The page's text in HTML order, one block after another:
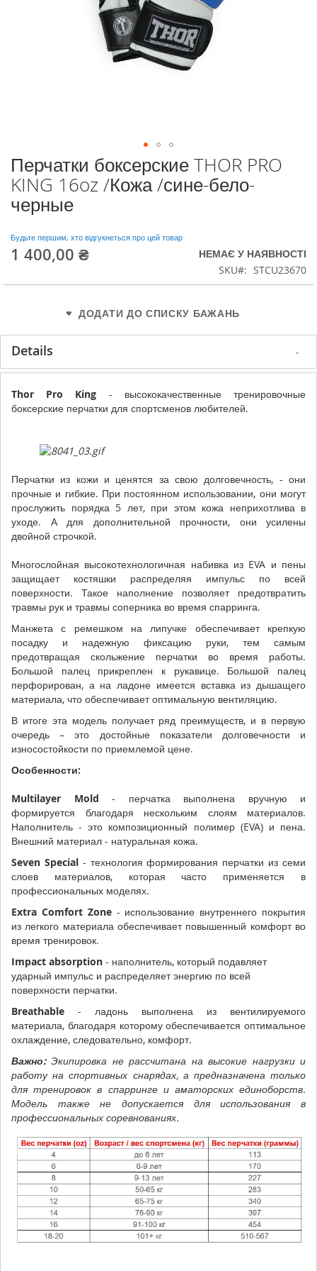
Перейти
до
початку
галереї
зображень
Перчатки боксерские THOR PRO
KING 16oz /Кожа /сине-бело-
черные
Будьте першим, хто відгукнеться про цей товар
1 400,00 ₴
НЕМАЄ У НАЯВНОСТІ
SKU
STCU23670
ДОДАТИ ДО СПИСКУ БАЖАНЬ
Details
Thor Pro King - высококачественные тренировочные
боксерские перчатки для спортсменов любителей.
Перчатки из кожи и ценятся за свою долговечность, - они
прочные и гибкие. При постоянном использовании, они могут
прослужить порядка 5 лет, при этом кожа неприхотлива в
уходе. А для дополнительной прочности, они усилены
двойной строчкой.
Многослойная высокотехнологичная набивка из EVA и пены
защищает костяшки распределяя импульс по всей
поверхности. Такое наполнение позволяет предотвратить
травмы рук и травмы соперника во время спарринга.
Манжета с ремешком на липучке обеспечивает крепкую
посадку и надежную фиксацию руки, тем самым
предотвращая скольжение перчатки во время работы.
Большой палец прикреплен к рукавице. Большой палец
перфорирован, а на ладоне имеется вставка из дышащего
материала, что обеспечивает оптимальную вентиляцию.
В итоге эта модель получает ряд преимуществ, и в первую
очередь – это достойные показатели долговечности и
износостойкости по приемлемой цене.
Особенности:
Multilayer Mold - перчатка выполнена вручную и
формируется благодаря нескольким слоям материалов.
Наполнитель - это композиционный полимер (EVA) и пена.
Внешний материал - натуральная кожа.
Seven Special- технология формирования перчатки из семи
слоев материалов, которая часто применяется в
профессиональных моделях.
Extra Comfort Zone- использование внутреннего покрытия
из легкого материала обеспечивает повышенный комфорт во
время тренировок.
Impact absorption - наполнитель, который подавляет
ударный импульс и распределяет энергию по всей
поверхности перчатки.
Breathable - ладонь выполнена из вентилируемого
материала, благодаря которому обеспечивается оптимальное
охлаждение, следовательно, комфорт.
Важно:Экипировка не рассчитана на высокие нагрузки и
работу на спортивных снарядах, а предназначена только
для тренировок в спарринге и аматорских единоборств.
Модель также не допускается для использования в
профессиональных соревнованиях.